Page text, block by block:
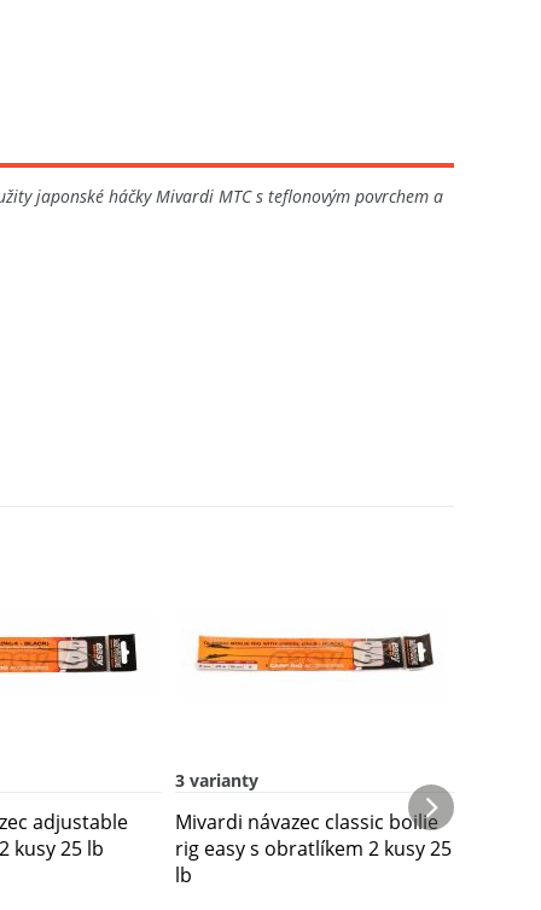
japonské háčky Mivardi MTC s teflonovým povrchem a
adjustable
kusy 25 lb
3 varianty
Mivardi návazec classic boilie
rig easy s obratlíkem 2 kusy 25
lb